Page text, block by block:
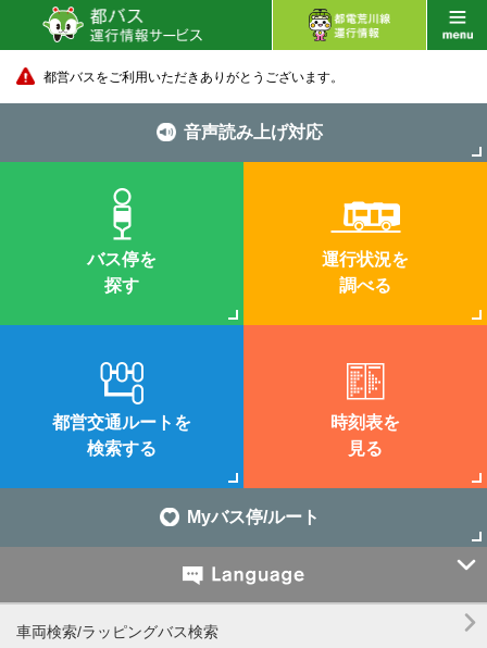
都営バスをご利用いただきありがとうございます。
音声読み上げ対応
バス停を
探す
運行状況を
調べる
都営交通ルートを
検索する
時刻表を
見る
Myバス停/ルート

車両検索/ラッピングバス検索 